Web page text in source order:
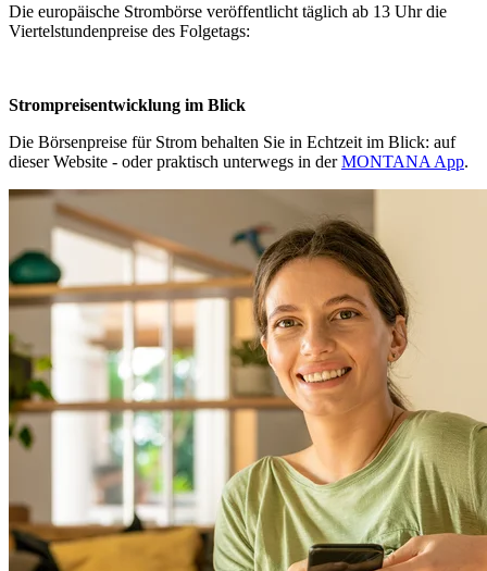
Die europäische Strombörse veröffentlicht täglich ab 13 Uhr die
Viertelstundenpreise des Folgetags:
Strompreisentwicklung im Blick
Die Börsenpreise für Strom behalten Sie in Echtzeit im Blick: auf
dieser Website - oder praktisch unterwegs in derMONTANA App.